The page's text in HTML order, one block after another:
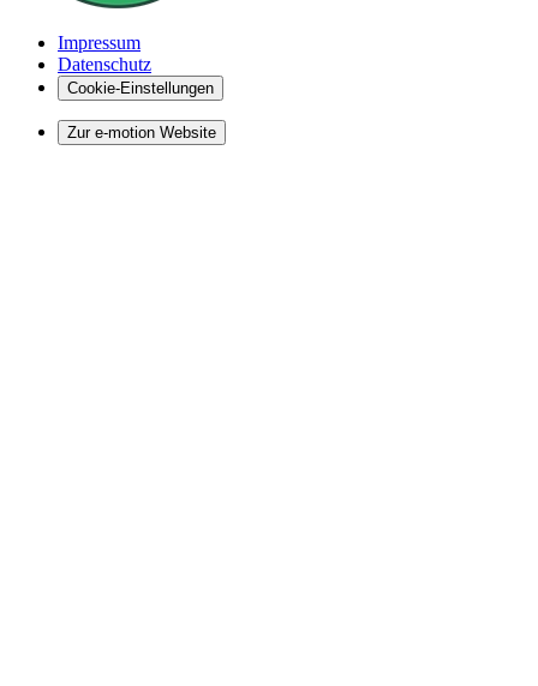
Impressum
Datenschutz
Cookie-Einstellungen
Zur e-motion Website